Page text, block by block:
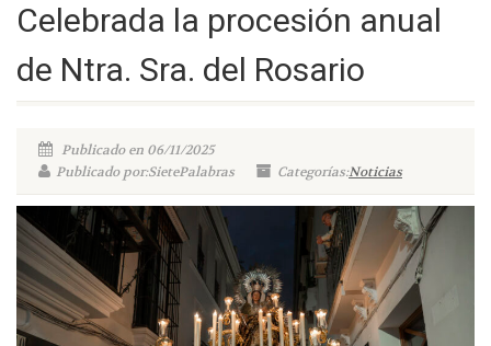
Celebrada la procesión anual
de Ntra. Sra. del Rosario
Publicado en 06/11/2025
Publicado por:SietePalabras
Categorías:Noticias